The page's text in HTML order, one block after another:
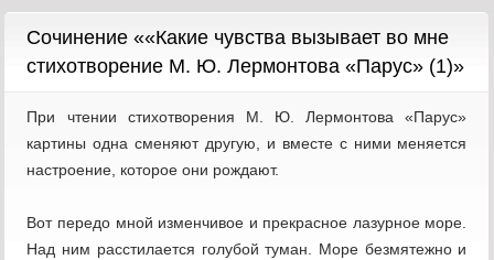
Cочинение ««Какие чувства вызывает во мне
стихотворение М. Ю. Лермонтова «Парус» (1)»
При чтении стихотворения М. Ю. Лермонтова «Парус»
картины одна сменяют другую, и вместе с ними меняется
настроение, которое они рождают.
Вот передо мной изменчивое и прекрасное лазурное море.
Над ним расстилается голубой туман. Море безмятежно и